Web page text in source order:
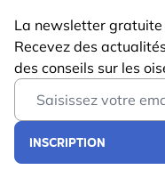
La newsletter
Recevez des
des conseils sur les
Email Address
INSCRIPTION